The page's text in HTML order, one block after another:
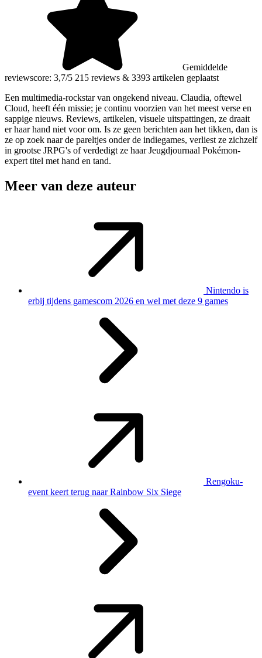
Gemiddelde
reviewscore: 3,7/5 215 reviews & 3393 artikelen geplaatst
Een multimedia-rockstar van ongekend niveau. Claudia, oftewel
Cloud, heeft één missie; je continu voorzien van het meest verse en
sappige nieuws. Reviews, artikelen, visuele uitspattingen, ze draait
er haar hand niet voor om. Is ze geen berichten aan het tikken, dan is
ze op zoek naar de pareltjes onder de indiegames, verliest ze zichzelf
in grootse JRPG's of verdedigt ze haar Jeugdjournaal Pokémon-
expert titel met hand en tand.
Meer van deze auteur
Nintendo is
erbij tijdens gamescom 2026 en wel met deze 9 games
Rengoku-
event keert terug naar Rainbow Six Siege